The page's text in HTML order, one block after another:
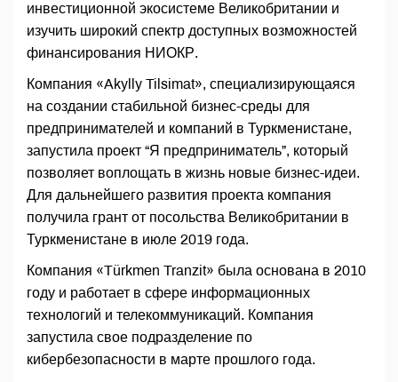
инвестиционной экосистеме Великобритании и
изучить широкий спектр доступных возможностей
финансирования НИОКР.
Компания «Akylly Tilsimat», специализирующаяся
на создании стабильной бизнес-среды для
предпринимателей и компаний в Туркменистане,
запустила проект “Я предприниматель”, который
позволяет воплощать в жизнь новые бизнес-идеи.
Для дальнейшего развития проекта компания
получила грант от посольства Великобритании в
Туркменистане в июле 2019 года.
Компания «Türkmen Tranzit» была основана в 2010
году и работает в сфере информационных
технологий и телекоммуникаций. Компания
запустила свое подразделение по
кибербезопасности в марте прошлого года.